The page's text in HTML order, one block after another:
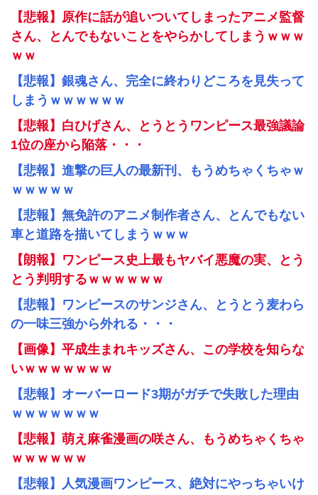
【悲報】原作に話が追いついてしまったアニメ監督
さん、とんでもないことをやらかしてしまうｗｗｗ
ｗｗ
【悲報】銀魂さん、完全に終わりどころを見失って
しまうｗｗｗｗｗｗ
【悲報】白ひげさん、とうとうワンピース最強議論
1位の座から陥落・・・
【悲報】進撃の巨人の最新刊、もうめちゃくちゃｗ
ｗｗｗｗｗ
【悲報】無免許のアニメ制作者さん、とんでもない
車と道路を描いてしまうｗｗｗ
【朗報】ワンピース史上最もヤバイ悪魔の実、とう
とう判明するｗｗｗｗｗｗ
【悲報】ワンピースのサンジさん、とうとう麦わら
の一味三強から外れる・・・
【画像】平成生まれキッズさん、この学校を知らな
いｗｗｗｗｗｗｗ
【悲報】オーバーロード3期がガチで失敗した理由
ｗｗｗｗｗｗｗ
【悲報】萌え麻雀漫画の咲さん、もうめちゃくちゃ
ｗｗｗｗｗｗ
【悲報】人気漫画ワンピース、絶対にやっちゃいけ